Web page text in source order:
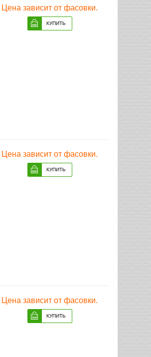
Цена зависит от фасовки.
Цена зависит от фасовки.
Цена зависит от фасовки.